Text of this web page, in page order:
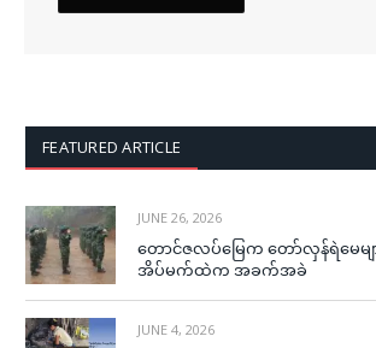
FEATURED ARTICLE
JUNE 26, 2026
တောင်ဇလပ်မြေက တော်လှန်ရဲမေမ
အိပ်မက်ထဲက အခက်အခဲ
JUNE 4, 2026